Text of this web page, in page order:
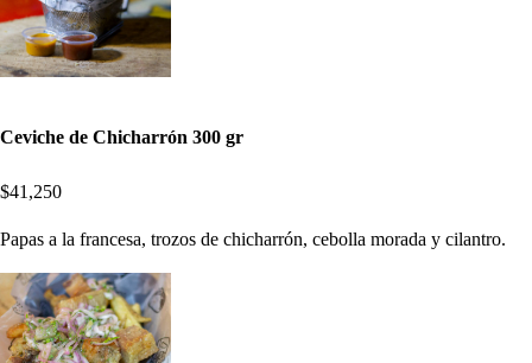
Ceviche de Chicharrón 300 gr
$41,250
Papas a la francesa, trozos de chicharrón, cebolla morada y cilantro.